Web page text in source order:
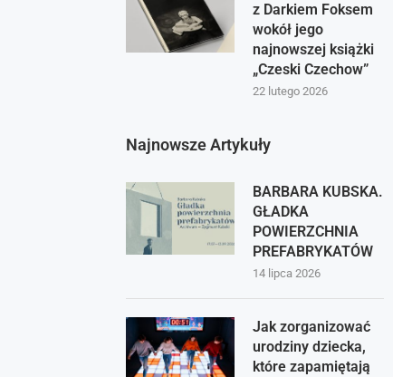
z Darkiem Foksem
wokół jego
najnowszej książki
„Czeski Czechow”
22 lutego 2026
Najnowsze Artykuły
BARBARA KUBSKA.
GŁADKA
POWIERZCHNIA
PREFABRYKATÓW
14 lipca 2026
Jak zorganizować
urodziny dziecka,
które zapamiętają